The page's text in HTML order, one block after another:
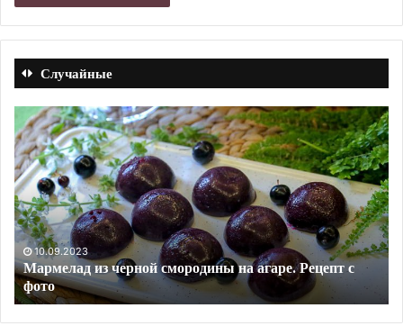
Случайные
Жареные
кабачки
в
сметанном
кляре.
Рецепт
с
фото
10.09.2023
Жареные кабачки в сметанном кляре. Рецепт с фото
в
с